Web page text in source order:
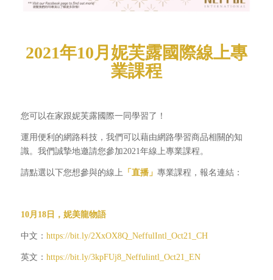
2021年10月妮芙露國際線上專
業課程
您可以在家跟妮芙露國際一同學習了！
運用便利的網路科技，我們可以藉由網路學習商品相關的知
識。我們誠摯地邀請您參加2021年線上專業課程。
請點選以下您想參與的線上 「直播」 專業課程，報名連結：
10月18日，妮美龍物語
中文： https://bit.ly/2XxOX8Q_NeffulIntl_Oct21_CH
英文： https://bit.ly/3kpFUj8_Neffulintl_Oct21_EN